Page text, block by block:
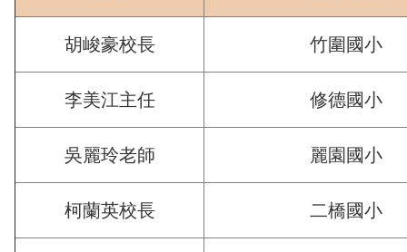
胡峻豪校長 竹圍國小
李美江主任 修德國小
吳麗玲老師 麗園國小
柯蘭英校長 二橋國小